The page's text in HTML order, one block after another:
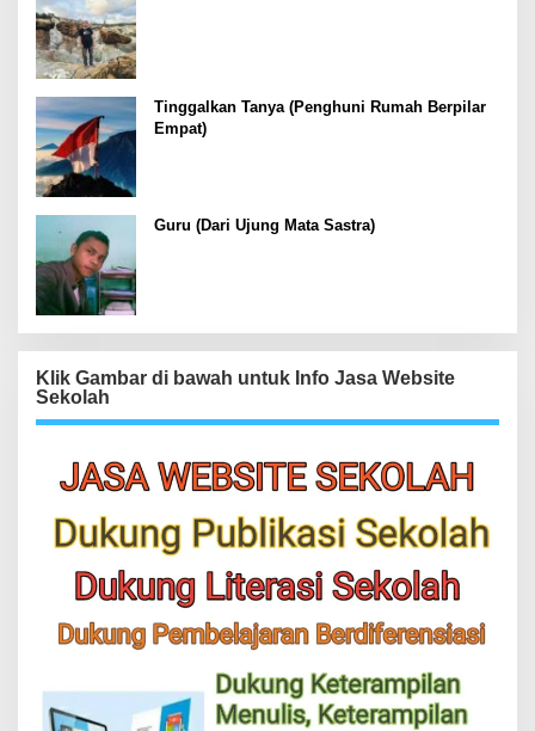
Tinggalkan Tanya (Penghuni Rumah Berpilar
Empat)
Guru (Dari Ujung Mata Sastra)
Klik Gambar di bawah untuk Info Jasa Website
Sekolah